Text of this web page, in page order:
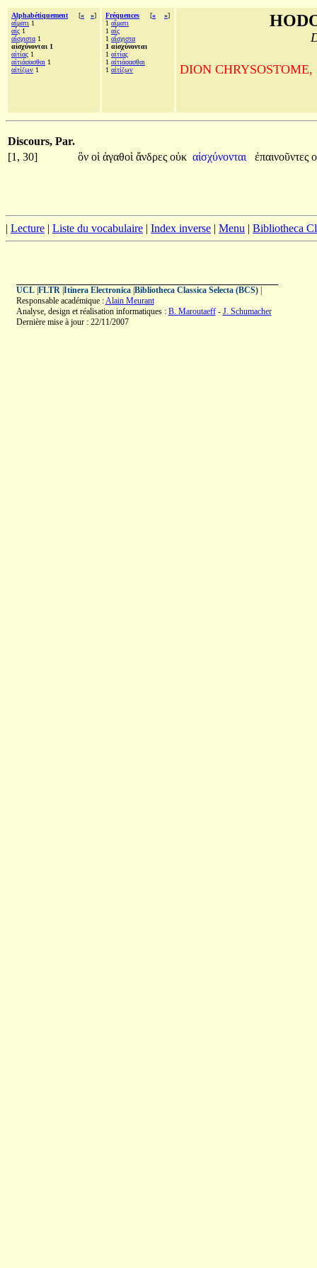
Alphabétiquement [« »]
αἵματι 1
αἷς 1
αἴσχιστα 1
αἰσχύνονται 1
αἰτίας 1
αἰτιάσασθαι 1
αἰτίζων 1
Fréquences [« »]
1 αἵματι
1 αἷς
1 αἴσχιστα
1 αἰσχύνονται
1 αἰτίας
1 αἰτιάσασθαι
1 αἰτίζων DION CHRYSOSTOME,
Discours, Par.
[1, 30]
ὃν οἱ ἀγαθοὶ ἄνδρες οὐκ αἰσχύνονται ἐπαινοῦντες
| Lecture | Liste du vocabulaire | Index inverse | Menu | Bibliotheca
UCL| FLTR| Itinera Electronica| Bibliotheca Classica Selecta (BCS)|
Responsable académique :Alain Meurant
Analyse, design et réalisation informatiques : B. Maroutaeff- J. Schumacher
Dernière mise à jour : 22/11/2007